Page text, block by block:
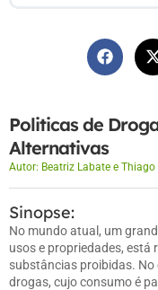
Politicas de
Alternativas
Autor: Beatriz Labate e
Sinopse:
No mundo atual, um
usos e propriedades, está
substâncias proibidas.
drogas, cujo consumo é